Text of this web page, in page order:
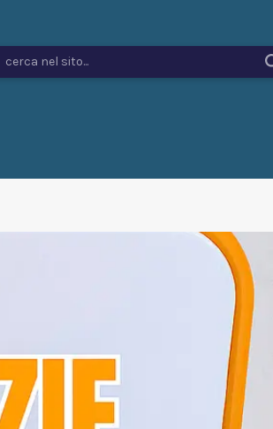
cerca nel sito...